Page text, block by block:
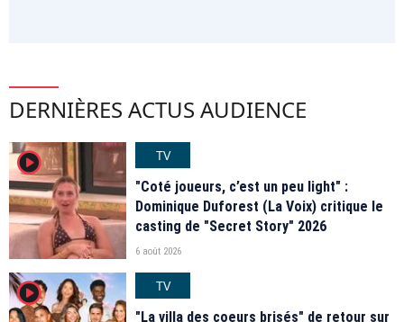
DERNIÈRES ACTUS AUDIENCE
player2
TV
"Coté joueurs, c’est un peu light" :
Dominique Duforest (La Voix) critique le
casting de "Secret Story" 2026
6 août 2026
player2
TV
"La villa des coeurs brisés" de retour sur